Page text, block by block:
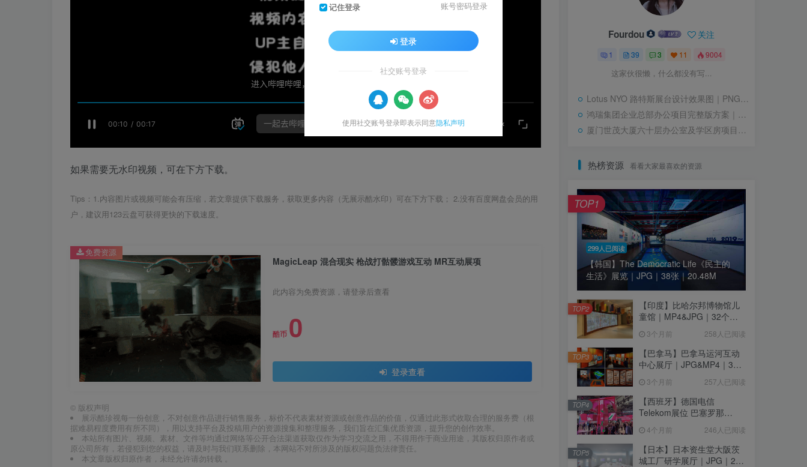
如果需要无水印视频，可在下方下载。
Tips：1.内容图片或视频可能会有压缩，若文章提供下载服务，获取更多内容（无展示酷水印）可在下方下载； 2.没有百度网盘会员的用
户，建议用123云盘可获得更快的下载速度。
MagicLeap 混合现实 枪战打骷髅游戏互动 MR互动展项
此内容为免费资源，请登录后查看
酷币 0
登录查看
免费资源
© 版权声明
展示酷珍视每一份创意，不对创意作品进行销售服务，标价不代表素材资源或创意作品的价值，仅通过此形式收取合理的服务费（根
据难易程度费用有所不同），用以支持平台及投稿用户的资源搜集和整理服务，我们旨在汇集优质资源，提升您的创作效率。
本站所有图片、视频、素材、文件等均通过网络等公开合法渠道获取仅作为学习交流之用，不得用作于商业用途，其版权归原作者或
原公司所有，若侵犯到您的权益，请及时与我们联系删除，本网站不对所涉及的版权问题负法律责任。
本文章版权归原作者，未经允许请勿转载 。
Fourdou 关注
1 39 3 11 9004
这家伙很懒，什么都没有写...
Lotus NYO 路特斯展台设计效果图｜PNG｜21张｜91.57M
鸿瑞集团企业总部办公项目完整版方案｜PDF｜126页｜90.26M
厦门世茂大厦六十层办公室及学区房项目设计空间深化方案｜PDF｜134页｜47.66M
热榜资源 看看大家最喜欢的资源
299人已阅读
【韩国】The Democratic Life《民主的
生活》展览｜JPG｜38张｜20.48M
TOP1
【印度】比哈尔邦博物馆儿
童馆｜MP4&JPG｜32个｜
3个月前 258人已阅读
TOP2
【巴拿马】巴拿马运河互动
中心展厅｜JPG&MP4｜39
3个月前 257人已阅读
TOP3
【西班牙】德国电信
Telekom展位 巴塞罗那
｜77.42M
4个月前 246人已阅读
TOP4
【日本】日本资生堂大阪茨
城工厂研学展厅｜JPG｜26
TOP5
记住登录 账号密码登录
登录
社交账号登录
使用社交账号登录即表示同意隐私声明